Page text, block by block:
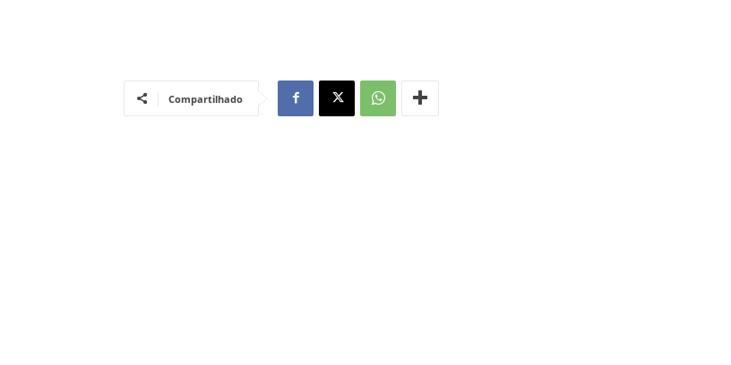
Compartilhado